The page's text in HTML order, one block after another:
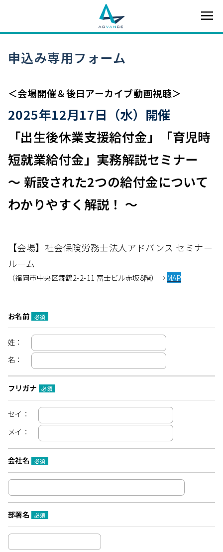
申込み専用フォーム
＜会場開催＆後日アーカイブ動画視聴＞
2025年12月17日（水）開催
「出生後休業支援給付金」「育児時
短就業給付金」実務解説セミナー
～ 新設された2つの給付金について
わかりやすく解説！ ～
【会場】社会保険労務⼠法⼈アドバンス セミナー
ルーム
（福岡市中央区舞鶴2-2-11 富⼠ビル⾚坂8階）→ MAP
お名前 必須
姓：
名：
フリガナ 必須
セイ：
メイ：
会社名 必須
部署名 必須